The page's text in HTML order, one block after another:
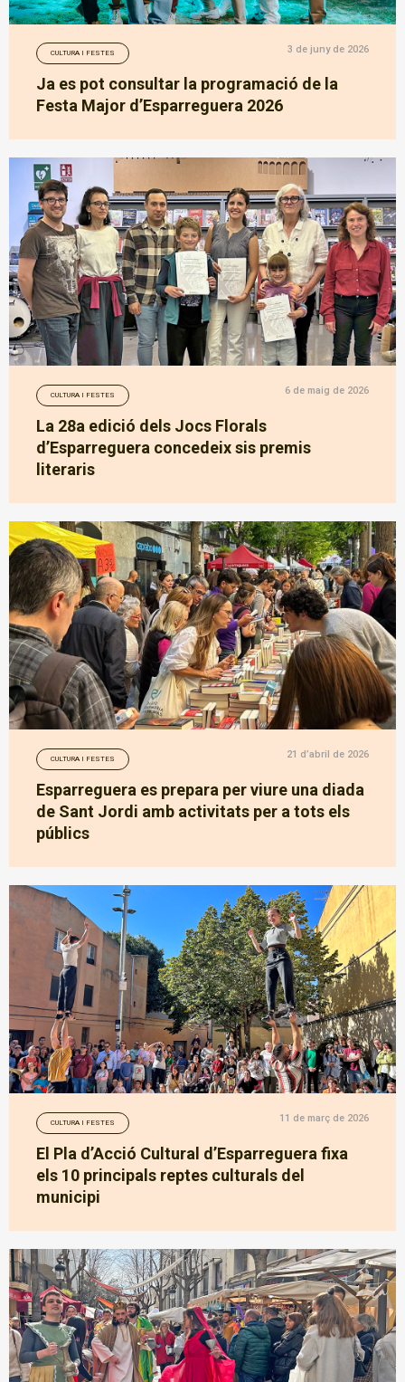
CULTURA I FESTES 3 de juny de 2026
Ja es pot consultar la programació de la
Festa Major d’Esparreguera 2026
CULTURA I FESTES 6 de maig de 2026
La 28a edició dels Jocs Florals
d’Esparreguera concedeix sis premis
literaris
CULTURA I FESTES 21 d’abril de 2026
Esparreguera es prepara per viure una diada
de Sant Jordi amb activitats per a tots els
públics
CULTURA I FESTES 11 de març de 2026
El Pla d’Acció Cultural d’Esparreguera fixa
els 10 principals reptes culturals del
municipi